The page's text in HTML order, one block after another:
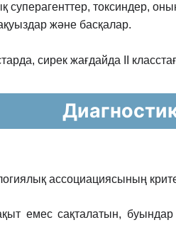
суперагенттер, токсиндер,
жəне басқалар.
сирек жағдайда II
ассоциациясының
емес сақталатын,